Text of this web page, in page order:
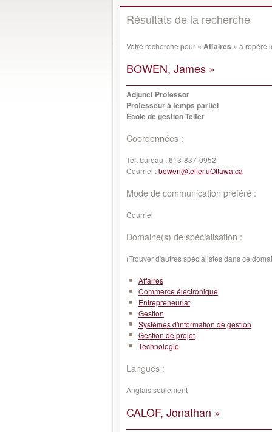
Résultats de la recherche
Votre recherche pour « Affaires » a repéré
BOWEN, James »
Adjunct Professor
Professeur à temps partiel
École de gestion Telfer
Coordonnées :
Tél. bureau :613-837-0952
Courriel :bowen@telfer.uOttawa.ca
Mode de communication préféré :
Courriel
Domaine(s) de spécialisation :
(Trouver d'autres spécialistes dans ce
Affaires
Commerce électronique
Entrepreneuriat
Gestion
Systèmes d'information de gestion
Gestion de projet
Technologie
Langues :
Anglais seulement
CALOF, Jonathan »